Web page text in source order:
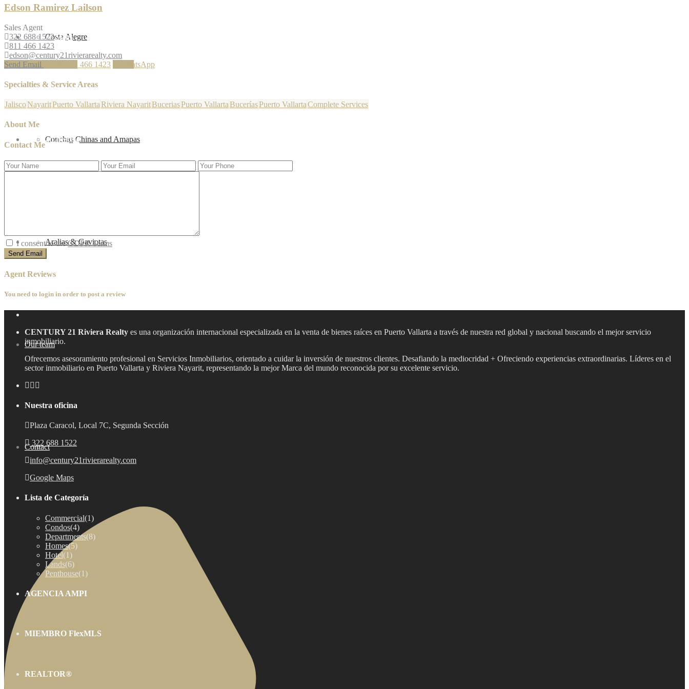
Costa Alegre
Conchas Chinas and Amapas
Aralias & Gaviotas
Aramara
Bucerías
PV Area Maps
Vallarta Lifestyle
Blog
Our team
Contact
Edson Ramirez Lailson
Sales Agent
322 688 1522
811 466 1423
edson@century21rivierarealty.com
Send Email
811 466 1423 WhatsApp
Specialties & Service Areas
JaliscoNayaritPuerto VallartaRiviera NayaritBuceriasPuerto VallartaBuceríasPuerto VallartaComplete Services
About Me
Contact Me
I consent to theGDPR Terms
Agent Reviews
You need to login in order to post a review
CENTURY 21 Riviera Realty es una organización internacional especializada en la venta de bienes raíces en Puerto Vallarta a través de nuestra red global y nacional buscando el mejor servicio
inmobiliario.
Ofrecemos asesoramiento profesional en Servicios Inmobiliarios, orientado a cuidar la inversión de nuestros clientes. Desafiando la mediocridad + Ofreciendo experiencias extraordinarias. Líderes en el
sector inmobiliario en Puerto Vallarta y Riviera Nayarit, representando la mejor Marca del mundo reconocida por su excelente servicio.
Nuestra oficina
Plaza Caracol, Local 7C, Segunda Sección
322 688 1522
info@century21rivierarealty.com
Google Maps
Lista de Categoría
Commercial(1)
Condos(4)
Departments(8)
Homes(5)
Hotel(1)
Lands(6)
Penthouse(1)
AGENCIA AMPI
MIEMBRO FlexMLS
REALTOR®